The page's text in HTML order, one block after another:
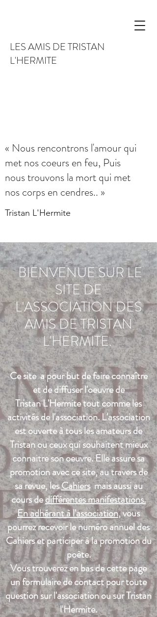
LES AMIS DE TRISTAN
L'HERMITE
« Nous rencontrons l'amour qui
met nos coeurs en feu, Puis
nous trouvons la mort qui met
nos corps en cendres.. »
Tristan L'Hermite
​BIENVENUE SUR LE
SITE DE
L'ASSOCIATION DES
AMIS DE TRISTAN
L'HERMITE.
Ce site a pour but de faire connaître
et de diffuser l'oeuvre de
Tristan L'Hermite tout comme les
activités de l'association. L'association
est ouverte à tous les amateurs de
Tristan ou ceux qui souhaitent mieux
connaitre son oeuvre. Elle assure sa
promotion avec ce site, au travers de
sa revue, lesCahiersmais aussi au
cours dedifférentes manifestations.
En adhérant à l'association, vous
pourrez recevoir le numéro annuel des
Cahiers et participer à la promotion du
poète.
Vous trouverez en bas de cette page
un formulaire de contact pour toute
question sur l'association ou sur Tristan
l'Hermite.